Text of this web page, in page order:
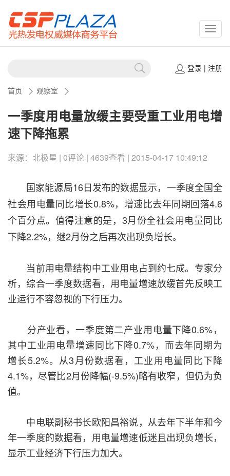
登录| 注册
首页 观察室
一季度用电量放缓主要受重工业用电增
速下降拖累
来源：北极星 | 0评论 | 4639查看 | 2015-04-17 10:49:12
国家能源局16日发布的数据显示，一季度全国全
社会用电量同比增长0.8%，增速比去年同期回落4.6
个百分点。值得注意的是，3月份全社会用电量同比
下降2.2%，继2月份之后再次出现负增长。
当前用电量结构中工业用电占到约七成。专家分
析，综合一季度数据看，用电量增速放缓首先反映工
业运行不容忽视的下行压力。
分产业看，一季度第二产业用电量下降0.6%，
其中工业用电量增速同比下降0.7%，而去年同期为
增长5.2%。从3月份数据看，工业用电量同比下降
4.1%，尽管比2月份降幅(-9.5%)略有收窄，但仍为负
值。
中电联副秘书长欧阳昌裕说，从去年下半年和今
年一季度的数据看，用电量增速低迷且出现负增长，
显示工业经济下行压力加大。